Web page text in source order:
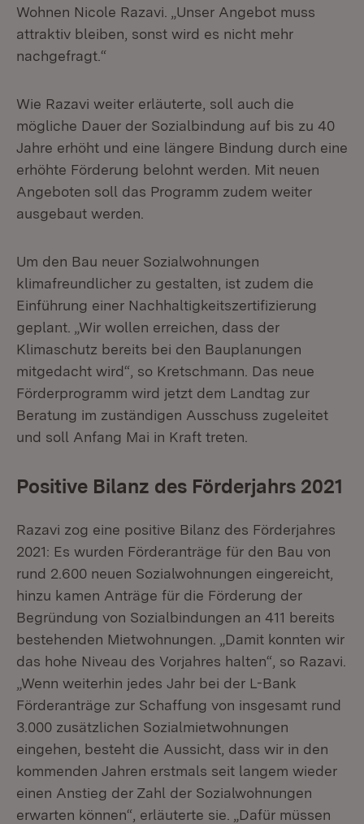
Wohnen Nicole Razavi. „Unser Angebot muss
attraktiv bleiben, sonst wird es nicht mehr
nachgefragt.“
Wie Razavi weiter erläuterte, soll auch die
mögliche Dauer der Sozialbindung auf bis zu 40
Jahre erhöht und eine längere Bindung durch eine
erhöhte Förderung belohnt werden. Mit neuen
Angeboten soll das Programm zudem weiter
ausgebaut werden.
Um den Bau neuer Sozialwohnungen
klimafreundlicher zu gestalten, ist zudem die
Einführung einer Nachhaltigkeitszertifizierung
geplant. „Wir wollen erreichen, dass der
Klimaschutz bereits bei den Bauplanungen
mitgedacht wird“, so Kretschmann. Das neue
Förderprogramm wird jetzt dem Landtag zur
Beratung im zuständigen Ausschuss zugeleitet
und soll Anfang Mai in Kraft treten.
Positive Bilanz des Förderjahrs 2021
Razavi zog eine positive Bilanz des Förderjahres
2021: Es wurden Förderanträge für den Bau von
rund 2.600 neuen Sozialwohnungen eingereicht,
hinzu kamen Anträge für die Förderung der
Begründung von Sozialbindungen an 411 bereits
bestehenden Mietwohnungen. „Damit konnten wir
das hohe Niveau des Vorjahres halten“, so Razavi.
„Wenn weiterhin jedes Jahr bei der L-Bank
Förderanträge zur Schaffung von insgesamt rund
3.000 zusätzlichen Sozialmietwohnungen
eingehen, besteht die Aussicht, dass wir in den
kommenden Jahren erstmals seit langem wieder
einen Anstieg der Zahl der Sozialwohnungen
erwarten können“, erläuterte sie. „Dafür müssen